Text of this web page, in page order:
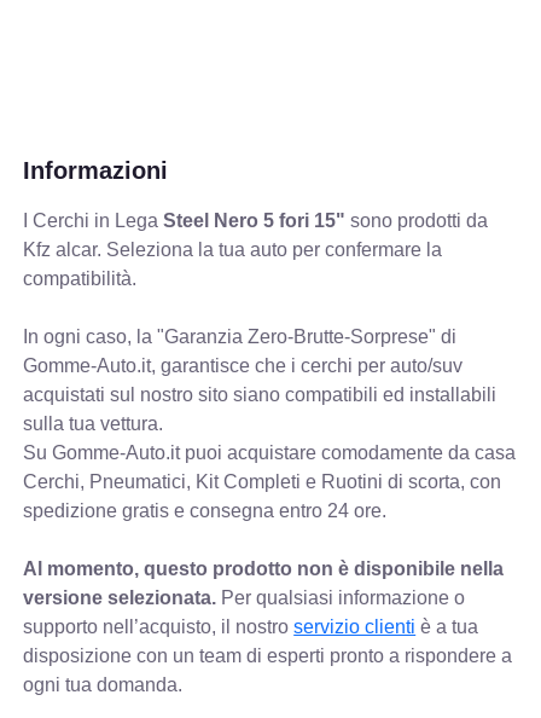
Informazioni
I Cerchi in LegaSteel Nero 5 fori 15" sono prodotti da
Kfz alcar. Seleziona la tua auto per confermare la
compatibilità.
In ogni caso, la "Garanzia Zero-Brutte-Sorprese" di
Gomme-Auto.it, garantisce che i cerchi per auto/suv
acquistati sul nostro sito siano compatibili ed installabili
sulla tua vettura.
Su Gomme-Auto.it puoi acquistare comodamente da casa
Cerchi, Pneumatici, Kit Completi e Ruotini di scorta, con
spedizione gratis e consegna entro 24 ore.
Al momento, questo prodotto non è disponibile nella
versione selezionata. Per qualsiasi informazione o
supporto nell’acquisto, il nostroservizio clienti è a tua
disposizione con un team di esperti pronto a rispondere a
ogni tua domanda.